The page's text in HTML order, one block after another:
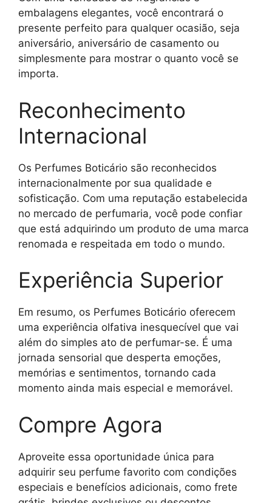
embalagens elegantes, você encontrará o
presente perfeito para qualquer ocasião, seja
aniversário, aniversário de casamento ou
simplesmente para mostrar o quanto você se
importa.
Reconhecimento
Internacional
Os Perfumes Boticário são reconhecidos
internacionalmente por sua qualidade e
sofisticação. Com uma reputação estabelecida
no mercado de perfumaria, você pode confiar
que está adquirindo um produto de uma marca
renomada e respeitada em todo o mundo.
Experiência Superior
Em resumo, os Perfumes Boticário oferecem
uma experiência olfativa inesquecível que vai
além do simples ato de perfumar-se. É uma
jornada sensorial que desperta emoções,
memórias e sentimentos, tornando cada
momento ainda mais especial e memorável.
Compre Agora
Aproveite essa oportunidade única para
adquirir seu perfume favorito com condições
especiais e benefícios adicionais, como frete